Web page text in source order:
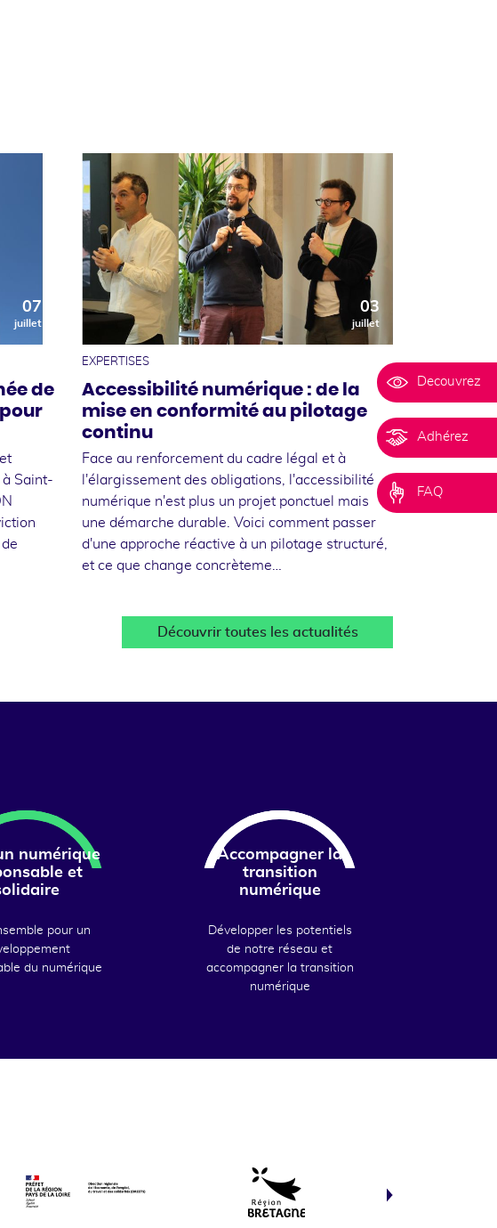
Decouvrez
Adhérez
FAQ
07
juillet
de
Saint-
03
juillet
EXPERTISES
Accessibilité numérique : de la
mise en conformité au pilotage
continu
Face au renforcement du cadre légal et à
l'élargissement des obligations, l'accessibilité
numérique n'est plus un projet ponctuel mais
une démarche durable. Voici comment passer
d'une approche réactive à un pilotage structuré,
et ce que change concrèteme…
Découvrir toutes les actualités
numérique
et
pour un
du numérique
Accompagner la
transition
numérique
Développer les potentiels
de notre réseau et
accompagner la transition
numérique